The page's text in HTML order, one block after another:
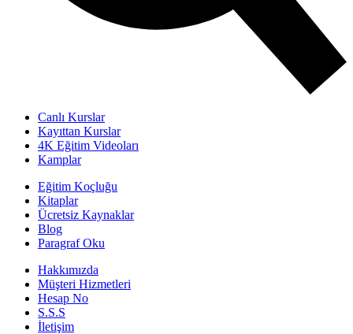
Canlı Kurslar
Kayıttan Kurslar
4K Eğitim Videoları
Kamplar
Eğitim Koçluğu
Kitaplar
Ücretsiz Kaynaklar
Blog
Paragraf Oku
Hakkımızda
Müşteri Hizmetleri
Hesap No
S.S.S
İletişim